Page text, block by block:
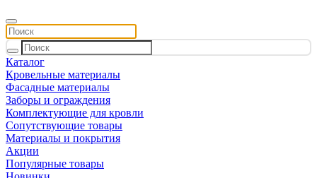
Каталог
Кровельные материалы
Фасадные материалы
Заборы и ограждения
Комплектующие для кровли
Сопутствующие товары
Материалы и покрытия
Акции
Популярные товары